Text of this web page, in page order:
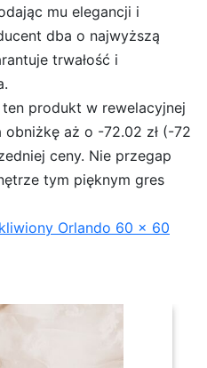
mu elegancji i
dba o najwyższą
trwałość i
produkt w rewelacyjnej
obniżkę aż o -72.02 zł (-72
ceny. Nie przegap
tym pięknym gres
Orlando 60 x 60